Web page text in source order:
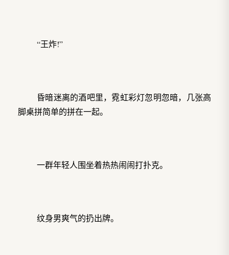
“王炸!”
昏暗迷离的酒吧里，霓虹彩灯忽明忽暗，几张高
脚桌拼简单的拼在一起。
一群年轻人围坐着热热闹闹打扑克。
纹身男爽气的扔出牌。